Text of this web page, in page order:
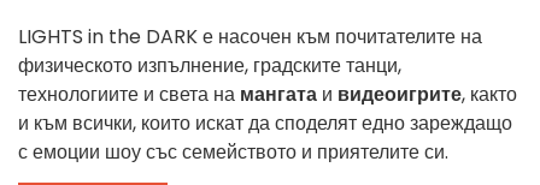
LIGHTS in the DARK е насочен към почитателите на
физическото изпълнение, градските танци,
технологиите и света на мангата и видеоигрите, както
и към всички, които искат да споделят едно зареждащо
с емоции шоу със семейството и приятелите си.